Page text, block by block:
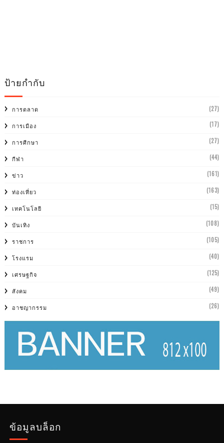
ป้ายกำกับ
การตลาด (27)
การเมือง (17)
การศีกษา (27)
กีฬา (44)
ข่าว (161)
ท่องเที่ยว (163)
เทคโนโลยี (15)
บันเทิง (108)
ราชการ (105)
โรงแรม (40)
เศรษฐกิจ (125)
สังคม (49)
อาชญากรรม (26)
ข้อมูลบล็อก